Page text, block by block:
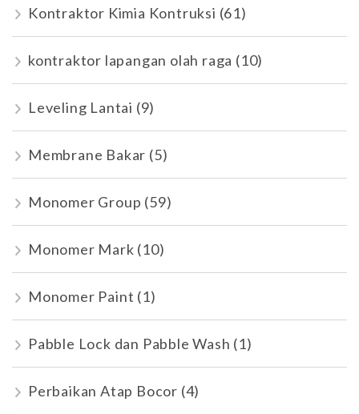
Kontraktor Kimia Kontruksi (61)
kontraktor lapangan olah raga (10)
Leveling Lantai (9)
Membrane Bakar (5)
Monomer Group (59)
Monomer Mark (10)
Monomer Paint (1)
Pabble Lock dan Pabble Wash (1)
Perbaikan Atap Bocor (4)